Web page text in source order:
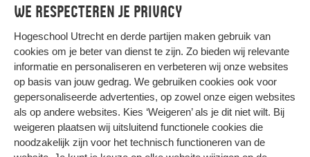
We respecteren je privacy
Hogeschool Utrecht en derde partijen maken gebruik van
cookies om je beter van dienst te zijn. Zo bieden wij relevante
informatie en personaliseren en verbeteren wij onze websites
op basis van jouw gedrag. We gebruiken cookies ook voor
gepersonaliseerde advertenties, op zowel onze eigen websites
als op andere websites. Kies ‘Weigeren’ als je dit niet wilt. Bij
weigeren plaatsen wij uitsluitend functionele cookies die
noodzakelijk zijn voor het technisch functioneren van de
HIER KOMT ALLES SAMEN
Privacy